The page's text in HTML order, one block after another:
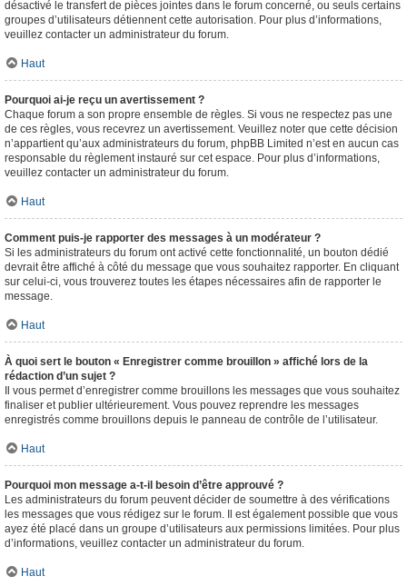
désactivé le transfert de pièces jointes dans le forum concerné, ou seuls certains
groupes d’utilisateurs détiennent cette autorisation. Pour plus d’informations,
veuillez contacter un administrateur du forum.
Haut
Pourquoi ai-je reçu un avertissement ?
Chaque forum a son propre ensemble de règles. Si vous ne respectez pas une
de ces règles, vous recevrez un avertissement. Veuillez noter que cette décision
n’appartient qu’aux administrateurs du forum, phpBB Limited n’est en aucun cas
responsable du règlement instauré sur cet espace. Pour plus d’informations,
veuillez contacter un administrateur du forum.
Haut
Comment puis-je rapporter des messages à un modérateur ?
Si les administrateurs du forum ont activé cette fonctionnalité, un bouton dédié
devrait être affiché à côté du message que vous souhaitez rapporter. En cliquant
sur celui-ci, vous trouverez toutes les étapes nécessaires afin de rapporter le
message.
Haut
À quoi sert le bouton « Enregistrer comme brouillon » affiché lors de la
rédaction d’un sujet ?
Il vous permet d’enregistrer comme brouillons les messages que vous souhaitez
finaliser et publier ultérieurement. Vous pouvez reprendre les messages
enregistrés comme brouillons depuis le panneau de contrôle de l’utilisateur.
Haut
Pourquoi mon message a-t-il besoin d’être approuvé ?
Les administrateurs du forum peuvent décider de soumettre à des vérifications
les messages que vous rédigez sur le forum. Il est également possible que vous
ayez été placé dans un groupe d’utilisateurs aux permissions limitées. Pour plus
d’informations, veuillez contacter un administrateur du forum.
Haut